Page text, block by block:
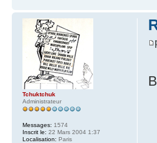
Tchuktchuk
Administrateur
Messages: 1574
Inscrit le: 22 Mars 2004 1:37
Localisation: Paris